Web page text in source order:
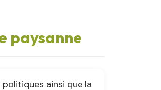
paysanne
ainsi que la